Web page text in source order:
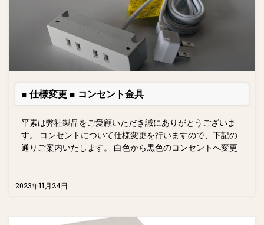
■ 仕様変更 ■ コンセント金具
平素は弊社製品をご愛顧いただき誠にありがとうございま
す。 コンセントについて仕様変更を行いますので、下記の
通りご案内いたします。 白色から黒色のコンセントへ変更
2023年11月24日